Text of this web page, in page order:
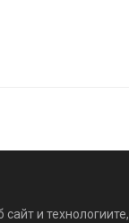
и технологиите,